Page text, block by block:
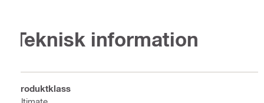
Teknisk information
Produktklass